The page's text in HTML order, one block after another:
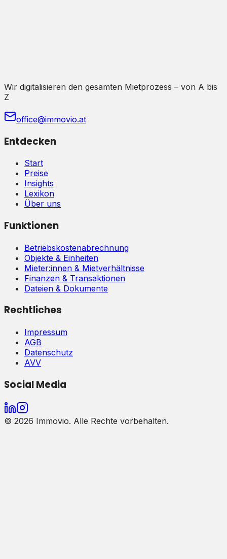
Wir digitalisieren den gesamten Mietprozess – von A bis
Z
office@immovio.at
Entdecken
Start
Preise
Insights
Lexikon
Über uns
Funktionen
Betriebskostenabrechnung
Objekte & Einheiten
Mieter:innen & Mietverhältnisse
Finanzen & Transaktionen
Dateien & Dokumente
Rechtliches
Impressum
AGB
Datenschutz
AVV
Social Media
© 2026 Immovio. Alle Rechte vorbehalten.